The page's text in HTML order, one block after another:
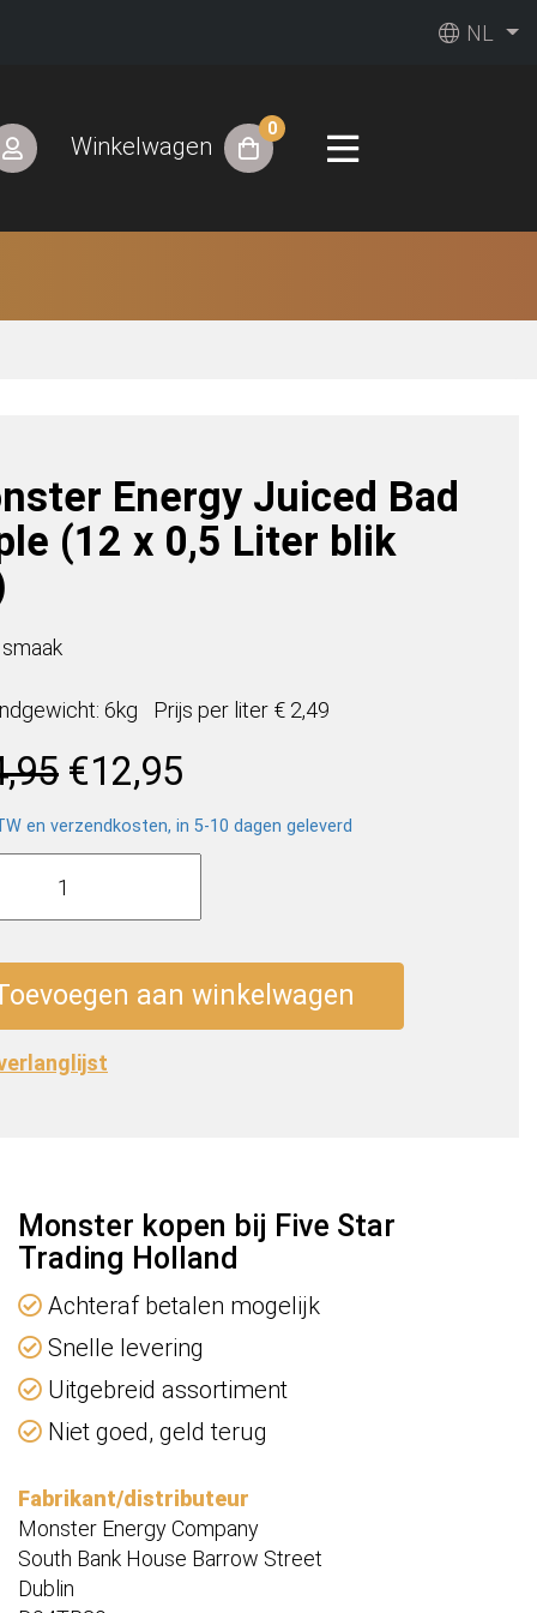
NL
Winkelwagen
0
Energy Juiced Bad
(12 x 0,5 Liter blik
6kg Prijs per liter € 2,49
Oorspronkelijke
prijs
was:
€14,95.
€12,95
is:
€12,95.
en verzendkosten, in 5-10 dagen geleverd
aan winkelwagen
Monster kopen bij Five Star
Trading Holland
Achteraf betalen mogelijk
Snelle levering
Uitgebreid assortiment
Niet goed, geld terug
Fabrikant/distributeur
Monster Energy Company
South Bank House Barrow Street
Dublin